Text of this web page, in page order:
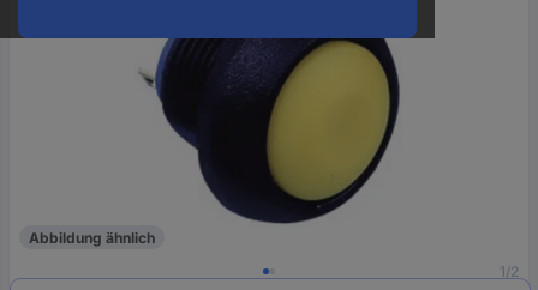
1/2
Abbildung ähnlich